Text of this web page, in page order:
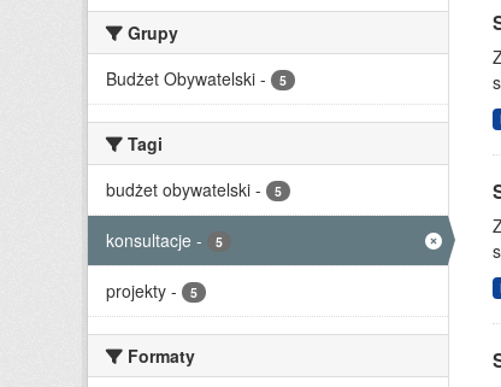
Grupy
Budżet Obywatelski - 5
Tagi
budżet obywatelski - 5
konsultacje - 5
projekty - 5
Formaty